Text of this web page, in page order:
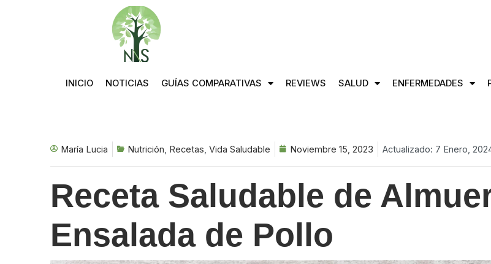
INICIO NOTICIAS GUÍAS COMPARATIVAS REVIEWS SALUD ENFERMEDADES
María Lucia Nutrición Recetas Vida Saludable Noviembre 15, 2023 Actualizado: 7 Enero,
Receta Saludable de
Ensalada de Pollo